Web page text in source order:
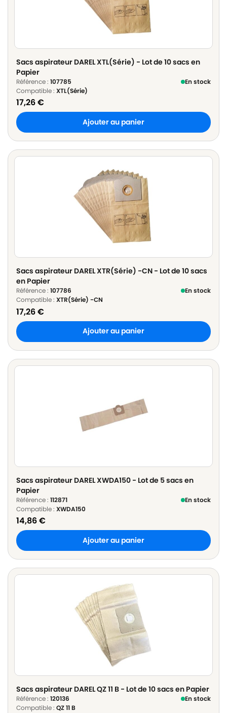
Sacs aspirateur DAREL XTL(Série) - Lot de 10 sacs en
Papier
Référence : 107785
En stock
Compatible : XTL(Série)
17,26€
Ajouter au panier
Sacs aspirateur DAREL XTR(Série) -CN - Lot de 10 sacs
en Papier
Référence : 107786
En stock
Compatible : XTR(Série) -CN
17,26€
Ajouter au panier
Sacs aspirateur DAREL XWDA150 - Lot de 5 sacs en
Papier
Référence : 112871
En stock
Compatible : XWDA150
14,86€
Ajouter au panier
Sacs aspirateur DAREL QZ 11 B - Lot de 10 sacs en Papier
Référence : 120136
En stock
Compatible : QZ 11 B